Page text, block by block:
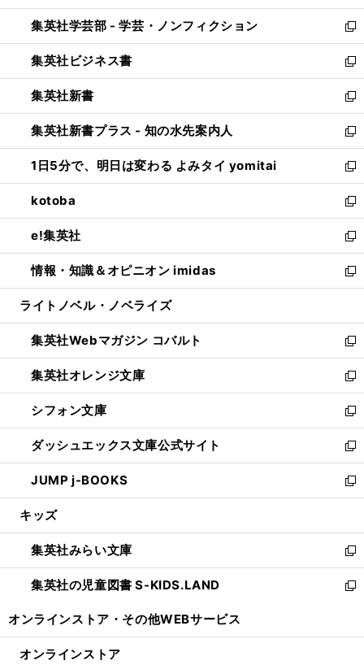
開
く
ウ
で
開
く
ン
ド
ウ
で
開
く
ウ
ィ
ン
ド
ウ
で
開
く
集英社学芸部 - 学芸・ノンフィクション
新
し
い
ウ
ィ
ン
ド
ウ
で
開
く
集英社ビジネス書
新
し
い
ウ
ィ
ン
ド
ウ
で
開
く
集英社新書
新
し
い
ウ
ィ
ン
ド
ウ
で
開
く
集英社新書プラス - 知の水先案内人
新
し
い
ウ
ィ
ン
ド
ウ
で
開
1日5分で、明日は変わる よみタイ yomitai
新
し
い
ウ
ィ
ン
ド
ウ
開
く
kotoba
新
し
い
ウ
ィ
ン
ウ
で
開
く
e!集英社
新
し
い
ウ
ン
ド
ウ
で
開
く
情報・知識＆オピニオン imidas
新
し
ウ
ィ
ン
ド
ウ
で
開
く
ライトノベル・ノベライズ
集英社Webマガジン コバルト
新
し
い
ウ
ィ
ン
ド
ウ
で
開
集英社オレンジ文庫
新
し
い
ウ
ィ
ン
ド
ウ
開
く
シフォン文庫
新
し
い
ウ
ィ
ン
ウ
で
開
く
ダッシュエックス文庫公式サイト
新
し
い
ウ
ン
ド
ウ
で
JUMP j-BOOKS
新
し
ウ
ィ
ン
ド
開
キッズ
集英社みらい文庫
新
し
い
ン
集英社の児童図書 S-KIDS.LAND
新
ウ
オンラインストア・ その他WEBサービス
オンラインストア